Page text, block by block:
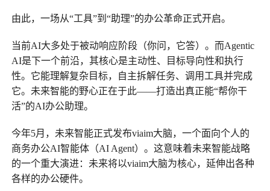
由此，一场从“工具”到“助理”的办公革命正式开启。
当前AI大多处于被动响应阶段（你问，它答）。而Agentic
AI是下一个前沿，其核心是主动性、目标导向性和执行
性。它能理解复杂目标，自主拆解任务、调用工具并完成
它。未来智能的野心正在于此——打造出真正能“帮你干
活”的AI办公助理。
今年5月，未来智能正式发布viaim大脑，一个面向个人的
商务办公AI智能体（AI Agent）。这意味着未来智能战略
的一个重大演进：未来将以viaim大脑为核心，延伸出各种
各样的办公硬件。